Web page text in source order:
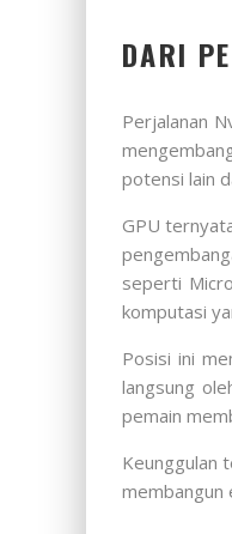
DARI
Perjalanan
potensi lain
GPU
seperti
komputasi
Posisi ini
langsung
pemain
Keunggulan
membangun